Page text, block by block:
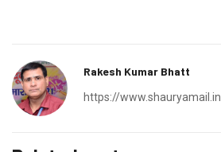
Rakesh Kumar Bhatt
https://www.shauryamail.in